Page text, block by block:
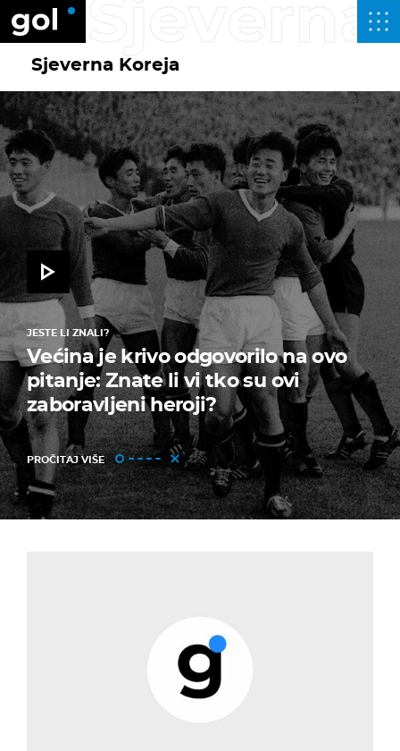
Sjeverna Koreja
JESTE LI ZNALI?
Većina je krivo odgovorilo na ovo
pitanje: Znate li vi tko su ovi
zaboravljeni heroji?
PROČITAJ VIŠE